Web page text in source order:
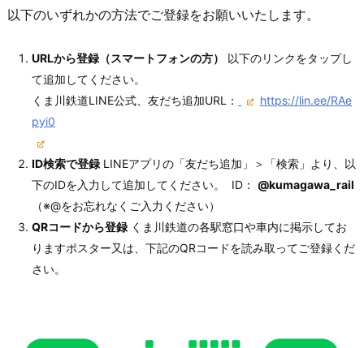
以下のいずれかの方法でご登録をお願いいたします。
URLから登録（スマートフォンの方）
以下のリンクをタップし
て追加してください。
くま川鉄道LINE公式、友だち追加URL：
https://lin.ee/RAe
pyi0
ID検索で登録 LINEアプリの「友だち追加」＞「検索」より、以
下のIDを入力して追加してください。 ID： @kumagawa_rail
（※@をお忘れなくご入力ください）
QRコードから登録 くま川鉄道の各駅窓口や車内に掲示してお
りますポスター又は、下記のQRコードを読み取ってご登録くだ
さい。